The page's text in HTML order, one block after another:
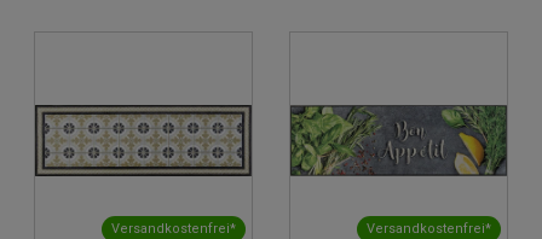
Versandkostenfrei* Versandkostenfrei*